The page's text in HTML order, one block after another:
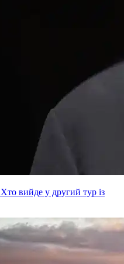
вийде у другий тур із